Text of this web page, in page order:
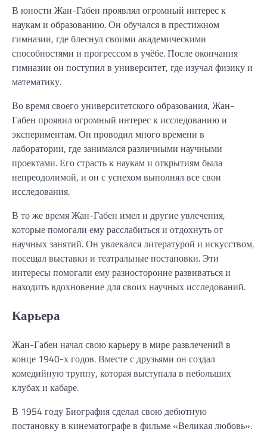
В юности Жан-Габен проявлял огромный интерес к
наукам и образованию. Он обучался в престижном
гимназии, где блеснул своими академическими
способностями и прогрессом в учёбе. После окончания
гимназии он поступил в университет, где изучал физику и
математику.
Во время своего университетского образования, Жан-
Габен проявил огромный интерес к исследованию и
экспериментам. Он проводил много времени в
лаборатории, где занимался различными научными
проектами. Его страсть к наукам и открытиям была
непреодолимой, и он с успехом выполнял все свои
исследования.
В то же время Жан-Габен имел и другие увлечения,
которые помогали ему расслабиться и отдохнуть от
научных занятий. Он увлекался литературой и искусством,
посещал выставки и театральные постановки. Эти
интересы помогали ему разносторонне развиваться и
находить вдохновение для своих научных исследований.
Карьера
Жан-Габен начал свою карьеру в мире развлечений в
конце 1940-х годов. Вместе с друзьями он создал
комедийную труппу, которая выступала в небольших
клубах и кабаре.
В 1954 году Биография сделал свою дебютную
постановку в кинематографе в фильме «Великая любовь».